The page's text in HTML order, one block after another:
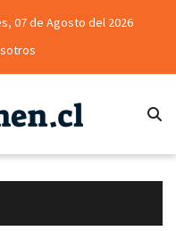
07 de Agosto del 2026